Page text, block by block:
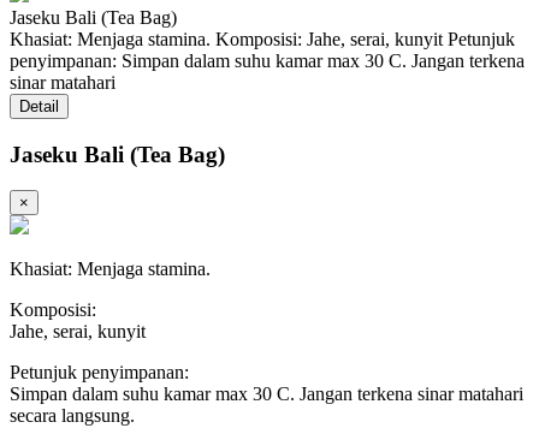
Jaseku Bali (Tea Bag)
Khasiat: Menjaga stamina. Komposisi: Jahe, serai, kunyit Petunjuk
penyimpanan: Simpan dalam suhu kamar max 30 C. Jangan terkena
sinar matahari
Detail
Jaseku Bali (Tea Bag)
×
Khasiat: Menjaga stamina.
Komposisi:
Jahe, serai, kunyit
Petunjuk penyimpanan:
Simpan dalam suhu kamar max 30 C. Jangan terkena sinar matahari
secara langsung.